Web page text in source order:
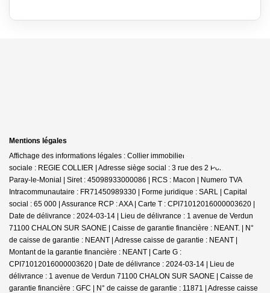
Mentions légales
Affichage des informations légales : Collier immobilier - Paray | Raison
sociale : REGIE COLLIER | Adresse siège social : 3 rue des 2 Ponts - 71600
Paray-le-Monial | Siret : 45098933000086 | RCS : Macon | Numero TVA
Intracommunautaire : FR71450989330 | Forme juridique : SARL | Capital
social : 65 000 | Assurance RCP : AXA | Carte T : CPI71012016000003620 |
Date de délivrance : 2024-03-14 | Lieu de délivrance : 1 avenue de Verdun
71100 CHALON SUR SAONE | Caisse de garantie financière : NEANT. | N°
de caisse de garantie : NEANT | Adresse caisse de garantie : NEANT |
Montant de la garantie financière : NEANT | Carte G :
CPI71012016000003620 | Date de délivrance : 2024-03-14 | Lieu de
délivrance : 1 avenue de Verdun 71100 CHALON SUR SAONE | Caisse de
garantie financière : GFC | N° de caisse de garantie : 11871 | Adresse caisse